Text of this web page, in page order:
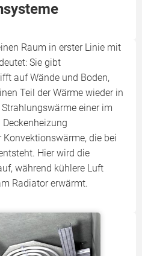
Raum in erster Linie mit
Sie gibt
auf Wände und Boden,
Teil der Wärme wieder in
einer im
die bei
Hier wird die
während kühlere Luft
Radiator erwärmt.